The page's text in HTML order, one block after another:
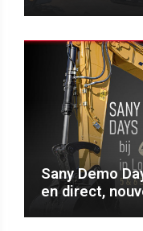
Sany Demo
en direct,